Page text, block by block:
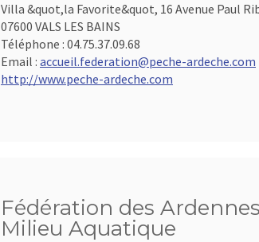
Villa &quot,la Favorite&quot, 16 Avenue Paul
07600 VALS LES BAINS
Téléphone : 04.75.37.09.68
Email : accueil.federation@peche-ardeche.com
http://www.peche-ardeche.com
Fédération des
Milieu Aquatique